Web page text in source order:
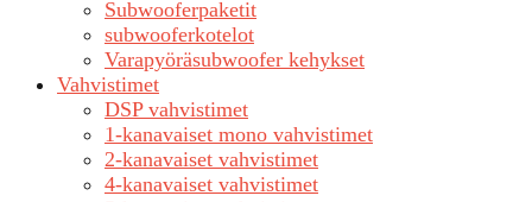
Subwooferpaketit
subwooferkotelot
Varapyöräsubwoofer kehykset
Vahvistimet
DSP vahvistimet
1-kanavaiset mono vahvistimet
2-kanavaiset vahvistimet
4-kanavaiset vahvistimet